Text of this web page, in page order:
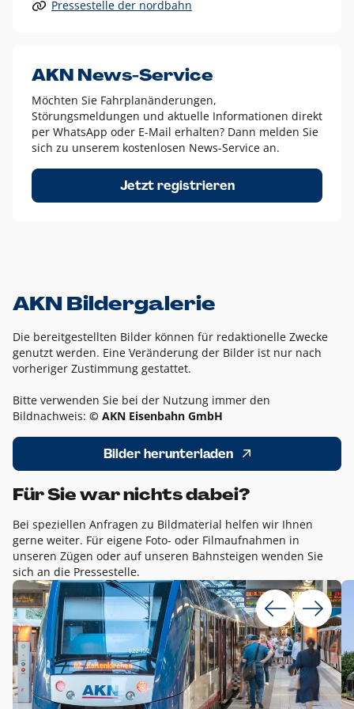
Alle anderen Logo-Varianten dürfen nur in Ausnahmefällen
Diese Ausnahmen sind zum Beispiel:
dem AKN Blau,
weißes Logo auf Fotohintergründen,
schwarzes Logo für reine Schwarz-Weiß-Umsetzungen
Um das Logo herum muss ein Schutzraum von jeweils einer
Höhe bzw. Breite des N aus AKN in alle Richtungen
Pressestelle der nordbahn
AKN News-Service
Möchten Sie Fahrplanänderungen,
Störungsmeldungen und aktuelle Informationen direkt
per WhatsApp oder E-Mail erhalten? Dann melden Sie
sich zu unserem kostenlosen News-Service an.
Jetzt registrieren
AKN Bildergalerie
Die bereitgestellten Bilder können für redaktionelle Zwecke
genutzt werden. Eine Veränderung der Bilder ist nur nach
vorheriger Zustimmung gestattet.
Bitte verwenden Sie bei der Nutzung immer den
Bildnachweis: © AKN Eisenbahn GmbH
Bilder herunterladen
Für Sie war nichts dabei?
Bei speziellen Anfragen zu Bildmaterial helfen wir Ihnen
gerne weiter. Für eigene Foto- oder Filmaufnahmen in
unseren Zügen oder auf unseren Bahnsteigen wenden Sie
sich an die Pressestelle.